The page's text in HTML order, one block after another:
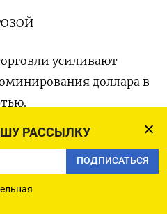
РАССЫЛКУ
ПОДПИСАТЬСЯ
усиливают
доллара в
предшествовало
Индией и ОАЭ о
на расчеты в